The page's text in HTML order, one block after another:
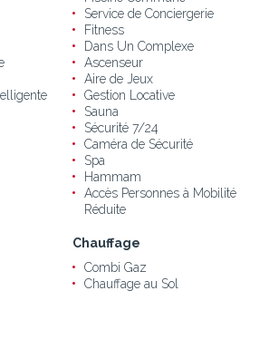
Service de Conciergerie
Fitness
Dans Un Complexe
Ascenseur
Aire de Jeux
Gestion Locative
Sauna
Sécurité 7/24
Caméra de Sécurité
Spa
Hammam
Accès Personnes à Mobilité
Réduite
Chauffage
Combi Gaz
Chauffage au Sol